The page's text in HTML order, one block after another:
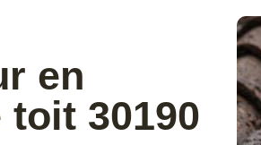
en
toit 30190